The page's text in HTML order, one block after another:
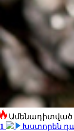
Ամենադիտված
1
Խստորեն